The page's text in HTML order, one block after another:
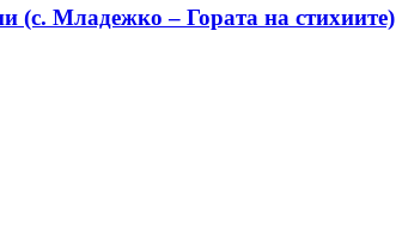
(с. Младежко – Гората на стихиите)